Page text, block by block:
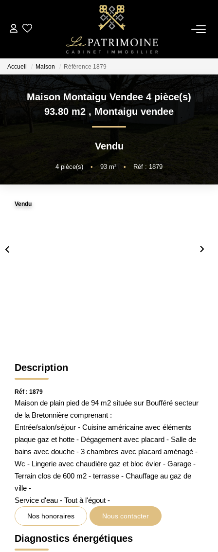
ACCUEIL
L’AGENCE
NOS ANNONCES
Locations
Accueil Maison Référence 1879
Maison Montaigu Vendee 4 pièce(s)
93.80 m2 , Montaigu vendee
Vendu
4 pièce(s) • 93 m² • Réf : 1879
Vendu
Description
Réf : 1879
Maison de plain pied de 94 m2 située sur Boufféré secteur
de la Bretonnière comprenant :
Entrée/salon/séjour - Cuisine américaine avec éléments
plaque gaz et hotte - Dégagement avec placard - Salle de
bains avec douche - 3 chambres avec placard aménagé -
Wc - Lingerie avec chaudière gaz et bloc évier - Garage -
Terrain clos de 600 m2 - terrasse - Chauffage au gaz de
ville -
Service d'eau - Tout à l'égout -
Nos honoraires Nous contacter
Diagnostics énergétiques